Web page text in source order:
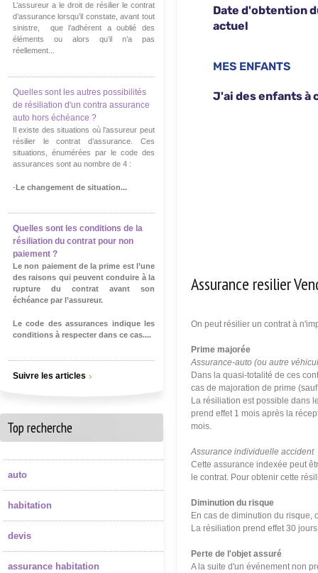
Assurance resilier
On peut résilier un contrat à
Prime majorée
Assurance-auto (ou autre
Dans la quasi-totalité de ces
cas de majoration de prime
La résiliation est possible dans
prend effet 1 mois après la
mois.
Assurance individuelle accident
Cette assurance indexée peut
le contrat. Pour obtenir cette
Diminution du risque
En cas de diminution du risque,
La résiliation prend effet 30
Perte de l'objet assuré
A la suite d'un événement non
L’assureur a le droit de résilier le contrat
d’assurance lorsqu’il constate, avant tout
sinistre, que l’adhérent a oublié des
éléments ou alors qu’il n’a pas
réellement...
Quelles sont les autres possibilités
de résiliation d'un contra assurance
auto hors échéance ?
Il existe des situations où l’assureur peut
résilier le contrat d’assurance. Ces
situations, énumérées par le code des
assurances sont au nombre de 4 :
-Le changement de situation...
Quelles sont les conditions de la
résiliation du contrat pour non
paiement ?
Le non paiement de la prime est l’une
des raisons qui peuvent conduire à la
rupture du contrat avant son
échéance par l’assureur.
Le code des assurances indique les
conditions à respecter dans ce cas....
Suivre les articles
Top recherche
auto
habitation
devis
assurance habitation